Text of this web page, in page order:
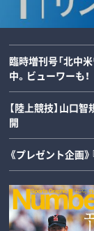
2026/08/08
2026/08/07
2026/08/06
2026/08/05
臨時増刊号「北中
中。ビューワーも！
【陸上競技】山口
開
《プレゼント企画》